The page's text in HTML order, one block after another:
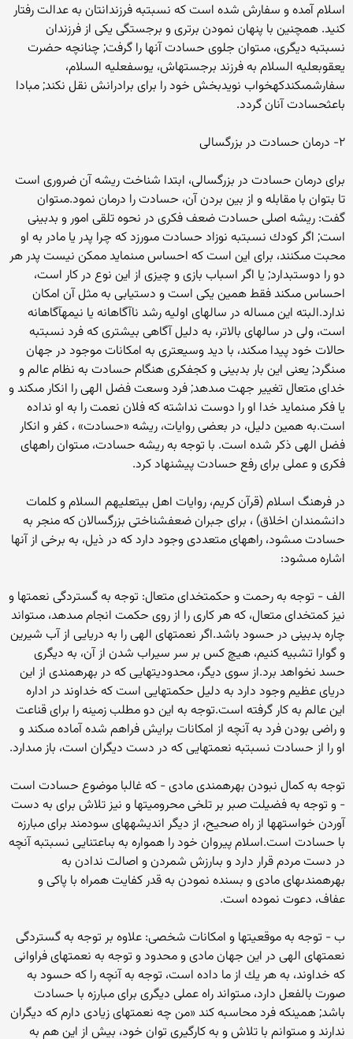
اسلام آمده و سفارش شده است كه نسبت‏به فرزندانتان به عدالت رفتار
كنيد. همچنين با پنهان نمودن برترى و برجستگى يكى از فرزندان
نسبت‏به ديگرى، مى‏توان جلوى حسادت آن‏ها را گرفت; چنانچه حضرت
يعقوب‏عليه السلام به فرزند برجسته‏اش، يوسف‏عليه السلام،
سفارش‏مى‏كندكه‏خواب نويدبخش خود را براى برادرانش نقل نكند; مبادا
باعث‏حسادت آنان گردد.
۲- درمان حسادت در بزرگ‏سالى
براى درمان حسادت در بزرگ‏سالى، ابتدا شناخت ريشه آن ضرورى است
تا بتوان با مقابله و از بين بردن آن، حسادت را درمان نمود.مى‏توان
گفت: ريشه اصلى حسادت ضعف فكرى در نحوه تلقى امور و بدبينى
است; اگر كودك نسبت‏به نوزاد حسادت مى‏ورزد كه چرا پدر يا مادر به او
محبت مى‏كنند، براى اين است كه احساس مى‏نمايد ممكن نيست پدر هر
دو را دوست‏بدارد; يا اگر اسباب بازى و چيزى از اين نوع در كار است،
احساس مى‏كند فقط همين يكى است و دست‏يابى به مثل آن امكان
ندارد.البته اين مساله در سال‏هاى اوليه رشد ناآگاهانه يا نيمه‏آگاهانه
است، ولى در سال‏هاى بالاتر، به دليل آگاهى بيش‏ترى كه فرد نسبت‏به
حالات خود پيدا مى‏كند، با ديد وسيع‏ترى به امكانات موجود در جهان
مى‏نگرد; يعنى اين بار بدبينى و كج‏فكرى هنگام حسادت به نظام عالم و
خداى متعال تغيير جهت مى‏دهد; فرد وسعت فضل الهى را انكار مى‏كند و
يا فكر مى‏نمايد خدا او را دوست نداشته كه فلان نعمت را به او نداده
است.به همين دليل، در بعضى روايات، ريشه «حسادت‏» ، كفر و انكار
فضل الهى ذكر شده است. با توجه به ريشه حسادت، مى‏توان راه‏هاى
فكرى و عملى براى رفع حسادت پيشنهاد كرد.
در فرهنگ اسلام (قرآن كريم، روايات اهل بيت‏عليهم السلام و كلمات
دانشمندان اخلاق) ، براى جبران ضعف‏شناختى بزرگ‏سالان كه منجر به
حسادت مى‏شود، راه‏هاى متعددى وجود دارد كه در ذيل، به برخى از آن‏ها
اشاره مى‏شود:
الف - توجه به رحمت و حكمت‏خداى متعال: توجه به گستردگى نعمت‏ها و
نيز كمت‏خداى متعال، كه هر كارى را از روى حكمت انجام مى‏دهد، مى‏تواند
چاره بدبينى در حسود باشد.اگر نعمت‏هاى الهى را به دريايى از آب شيرين
و گوارا تشبيه كنيم، هيچ كس بر سر سيراب شدن از آن، به ديگرى
حسد نخواهد برد.از سوى ديگر، محدوديت‏هايى كه در بهره‏مندى از اين
درياى عظيم وجود دارد به دليل حكمت‏هايى است كه خداوند در اداره
اين عالم به كار گرفته است.توجه به اين دو مطلب زمينه را براى قناعت
و راضى بودن فرد به آنچه از امكانات برايش فراهم شده آماده مى‏كند و
او را از حسادت نسبت‏به نعمت‏هايى كه در دست ديگران است، باز مى‏دارد.
توجه به كمال نبودن بهره‏مندى مادى - كه غالبا موضوع حسادت است
- و توجه به فضيلت صبر بر تلخى محروميت‏ها و نيز تلاش براى به دست
آوردن خواسته‏ها از راه صحيح، از ديگر انديشه‏هاى سودمند براى مبارزه
با حسادت است.اسلام پيروان خود را همواره به بى‏اعتنايى نسبت‏به آنچه
در دست مردم قرار دارد و بى‏ارزش شمردن و اصالت ندادن به
بهره‏مندى‏هاى مادى و بسنده نمودن به قدر كفايت همراه با پاكى و
عفاف، دعوت نموده است.
ب - توجه به موقعيت‏ها و امكانات شخصى: علاوه بر توجه به گستردگى
نعمت‏هاى الهى در اين جهان مادى و محدود و توجه به نعمت‏هاى فراوانى
كه خداوند، به هر يك از ما داده است، توجه به آنچه را كه حسود به
صورت بالفعل دارد، مى‏تواند راه عملى ديگرى براى مبارزه با حسادت
باشد; همين‏كه فرد محاسبه كند «من چه نعمت‏هاى زيادى دارم كه ديگران
ندارند و مى‏توانم با تلاش و به كارگيرى توان خود، بيش از اين هم به